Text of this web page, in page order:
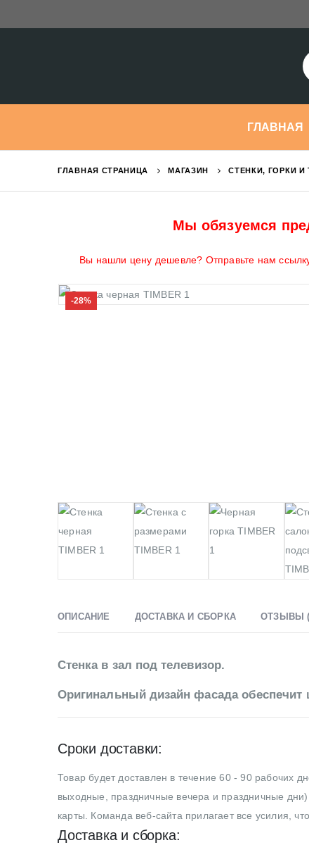
ГЛАВНАЯ
ГЛАВНАЯ СТРАНИЦА МАГАЗИН СТЕНКИ, ГОРКИ И
Мы обязуемся
Вы нашли цену дешевле? Отправьте нам
-28%
ОПИСАНИЕ ДОСТАВКА И СБОРКА ОТЗЫВЫ
Стенка в зал под телевизор.
Оригинальный дизайн фасада
Сроки доставки:
Товар будет доставлен в течение 60 - 90 рабочих
выходные, праздничные вечера и праздничные
карты. Команда веб-сайта прилагает все усилия,
Доставка и сборка: